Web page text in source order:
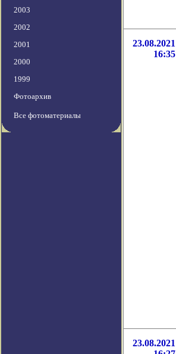
2003
2002
2001
2000
1999
Фотоархив
Все фотоматериалы
23.08.2021
16:35
23.08.2021